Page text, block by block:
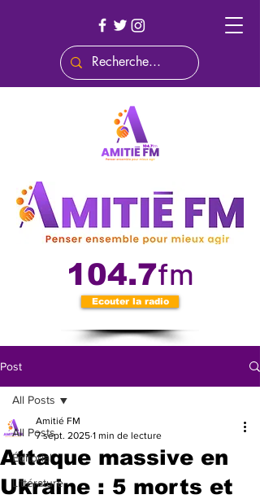
104.7fm
Ecouter la radio
Post
All Posts
Éditorial
Littérature
All Posts
Attaque massive en
Ukraine : 5 morts et
Amitié FM
7 sept. 2025 1 min de lecture